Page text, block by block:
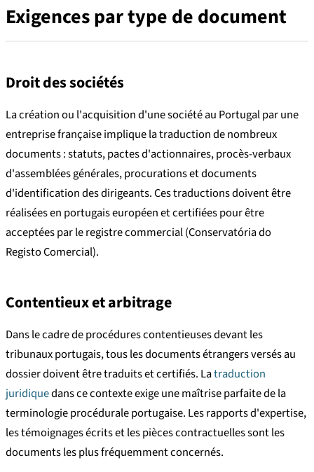
Exigences par type de document
Droit des sociétés
La création ou l'acquisition d'une société au Portugal par une
entreprise française implique la traduction de nombreux
documents : statuts, pactes d'actionnaires, procès-verbaux
d'assemblées générales, procurations et documents
d'identification des dirigeants. Ces traductions doivent être
réalisées en portugais européen et certifiées pour être
acceptées par le registre commercial (Conservatória do
Registo Comercial).
Contentieux et arbitrage
Dans le cadre de procédures contentieuses devant les
tribunaux portugais, tous les documents étrangers versés au
dossier doivent être traduits et certifiés. Latraduction
juridiquedans ce contexte exige une maîtrise parfaite de la
terminologie procédurale portugaise. Les rapports d'expertise,
les témoignages écrits et les pièces contractuelles sont les
documents les plus fréquemment concernés.